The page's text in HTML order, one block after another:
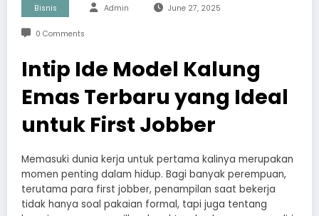
Bisnis Admin June 27, 2025
0 Comments
Intip Ide Model Kalung
Emas Terbaru yang Ideal
untuk First Jobber
Memasuki dunia kerja untuk pertama kalinya merupakan
momen penting dalam hidup. Bagi banyak perempuan,
terutama para first jobber, penampilan saat bekerja
tidak hanya soal pakaian formal, tapi juga tentang